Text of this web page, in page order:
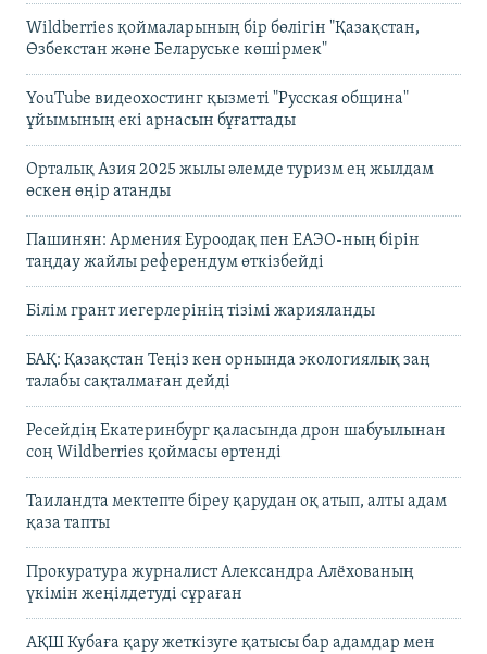
Wildberries қоймаларының бір бөлігін "Қазақстан,
Өзбекстан және Беларуське көшірмек"
YouTube видеохостинг қызметі "Русская община"
ұйымының екі арнасын бұғаттады
Орталық Азия 2025 жылы әлемде туризм ең жылдам
өскен өңір атанды
Пашинян: Армения Еуроодақ пен ЕАЭО-ның бірін
таңдау жайлы референдум өткізбейді
Білім грант иегерлерінің тізімі жарияланды
БАҚ: Қазақстан Теңіз кен орнында экологиялық заң
талабы сақталмаған дейді
Ресейдің Екатеринбург қаласында дрон шабуылынан
соң Wildberries қоймасы өртенді
Таиландта мектепте біреу қарудан оқ атып, алты адам
қаза тапты
Прокуратура журналист Александра Алёхованың
үкімін жеңілдетуді сұраған
АҚШ Кубаға қару жеткізуге қатысы бар адамдар мен